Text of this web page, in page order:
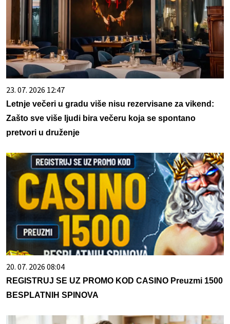
23. 07. 2026 12:47
Letnje večeri u gradu više nisu rezervisane za vikend:
Zašto sve više ljudi bira večeru koja se spontano
pretvori u druženje
20. 07. 2026 08:04
REGISTRUJ SE UZ PROMO KOD CASINO Preuzmi 1500
BESPLATNIH SPINOVA